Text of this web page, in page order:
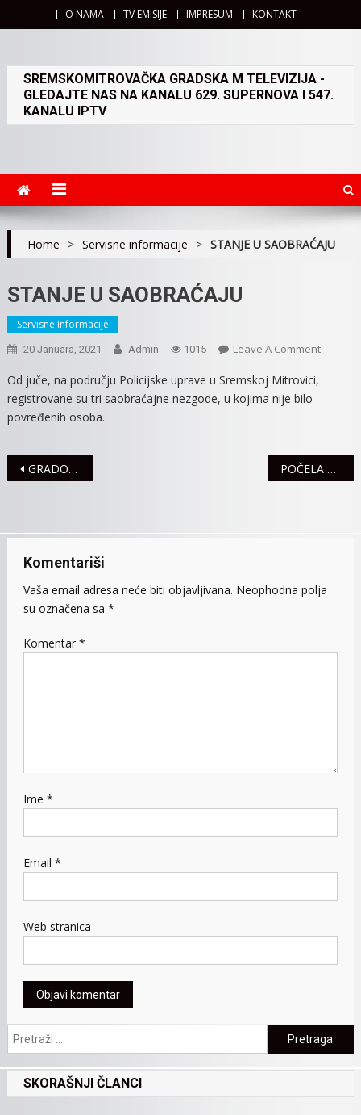
O NAMA TV EMISIJE IMPRESUM KONTAKT
SREMSKOMITROVAČKA GRADSKA M TELEVIZIJA -
GLEDAJTE NAS NA KANALU 629. SUPERNOVA I 547.
KANALU IPTV
Home > Servisne informacije > STANJE U SAOBRAĆAJU
STANJE U SAOBRAĆAJU
Servisne Informacije
20 Januara, 2021 Admin 1015 Leave A CommentOn
Od juče, na području Policijske uprave u Sremskoj Mitrovici,
registrovane su tri saobraćajne nezgode, u kojima nije bilo
povređenih osoba.
Navigacija
GRADONAČELNICA SE MEĐU PRVIMA VAKCINISALA POČELA PRIMENA NOVOG ZAKONA O PRAVIMA BORACA, VOJNIH INVALIDA, CIVILNIH INVALIDA RATA I ČLANOVA NJIHOVIH PORODICA
Komentariši
Vaša email adresa neće biti objavljivana. Neophodna polja
su označena sa *
Komentar *
Ime *
Email *
Web stranica
Pretraga:
SKORAŠNJI ČLANCI